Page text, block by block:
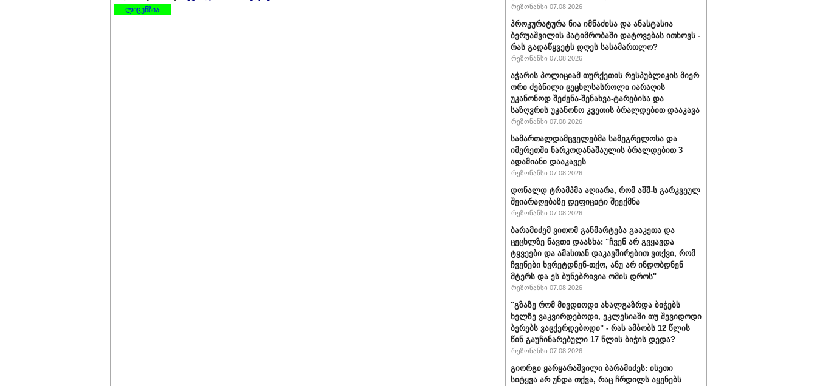
ლიცენზია რეზონანსი 07.08.2026
პროკურატურა ნია იმნაძისა და ანასტასია
ბერუაშვილის პატიმრობაში დატოვებას ითხოვს -
რას გადაწყვეტს დღეს სასამართლო?
რეზონანსი 07.08.2026
აჭარის პოლიციამ თურქეთის რესპუბლიკის მიერ
ორი ძებნილი ცეცხლსასროლი იარაღის
უკანონოდ შეძენა-შენახვა-ტარებისა და
საზღვრის უკანონო კვეთის ბრალდებით დააკავა
რეზონანსი 07.08.2026
სამართალდამცველებმა სამეგრელოსა და
იმერეთში ნარკოდანაშაულის ბრალდებით 3
ადამიანი დააკავეს
რეზონანსი 07.08.2026
დონალდ ტრამპმა აღიარა, რომ აშშ-ს გარკვეულ
შეიარაღებაზე დეფიციტი შეექმნა
რეზონანსი 07.08.2026
ბარამიძემ ვითომ განმარტება გააკეთა და
ცეცხლზე ნავთი დაასხა: "ჩვენ არ გვყავდა
ტყვეები და ამასთან დაკავშირებით ვთქვი, რომ
ჩვენები ხვრეტდნენ-თქო, ანუ არ ინდობდნენ
მტერს და ეს ბუნებრივია ომის დროს"
რეზონანსი 07.08.2026
"გზაზე რომ მივდიოდი ახალგაზრდა ბიჭებს
ხელზე ვაკვირდებოდი, ეკლესიაში თუ შევიდოდი
ბერებს ვაცქერდებოდი" - რას ამბობს 12 წლის
წინ გაუჩინარებული 17 წლის ბიჭის დედა?
რეზონანსი 07.08.2026
გიორგი ყარყარაშვილი ბარამიძეს: ისეთი
სიტყვა არ უნდა თქვა, რაც ჩრდილს აყენებს